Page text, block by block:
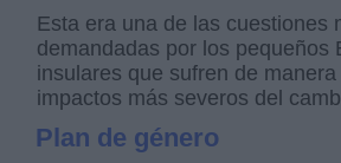
Esta era una de las cuestiones
demandadas por los pequeños
insulares que sufren de
impactos más severos del
Plan de género